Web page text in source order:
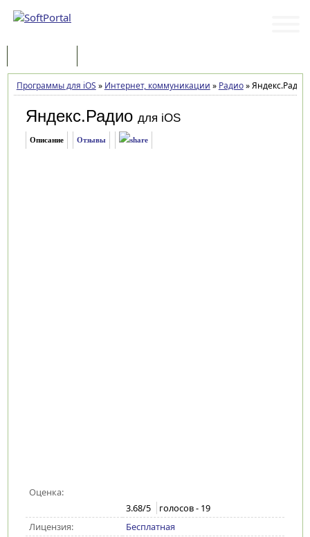
Программы для iOS » Интернет, коммуникации » Радио»Яндекс.Радио
Яндекс.Радио для iOS
Описание Отзывы
Оценка:
3.68/5 голосов - 19
Лицензия:
Бесплатная